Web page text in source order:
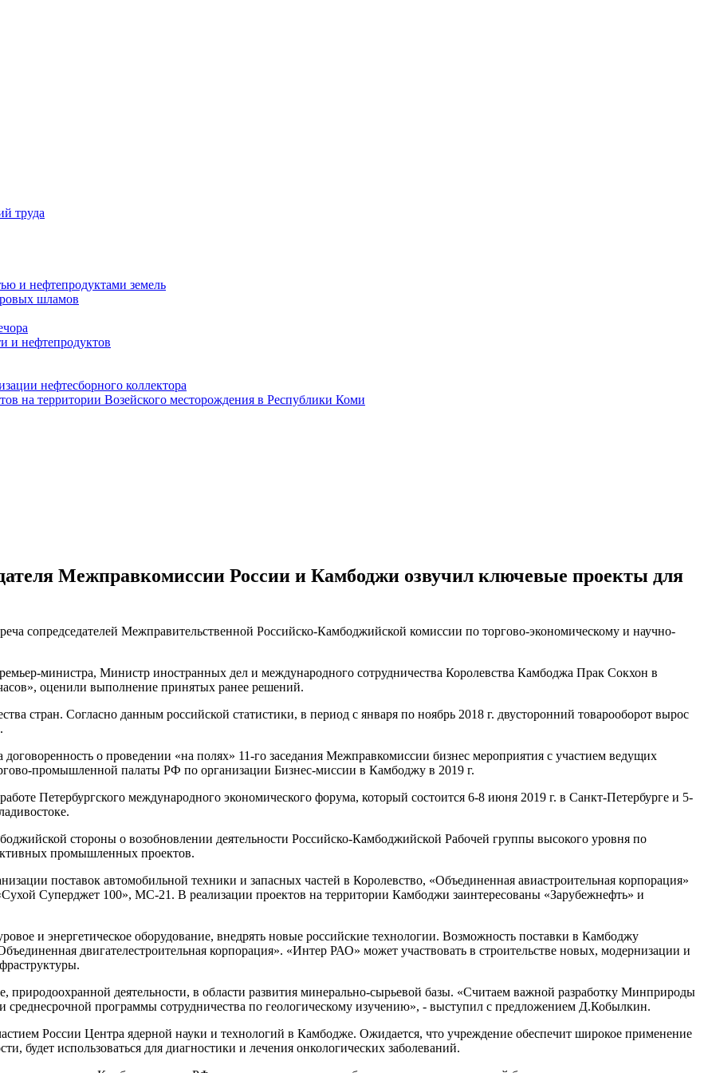
труда
и нефтепродуктами земель
шламов
и нефтепродуктов
нефтесборного коллектора
на территории Возейского месторождения в Республики Коми
Межправкомиссии России и Камбоджи озвучил ключевые проекты для
сопредседателей Межправительственной Российско-Камбоджийской комиссии по торгово-экономическому и научно-
министра, Министр иностранных дел и международного сотрудничества Королевства Камбоджа Прак Сокхон в
оценили выполнение принятых ранее решений.
стран. Согласно данным российской статистики, в период с января по ноябрь 2018 г. двусторонний товарооборот вырос
о проведении «на полях» 11-го заседания Межправкомиссии бизнес мероприятия с участием ведущих
промышленной палаты РФ по организации Бизнес-миссии в Камбоджу в 2019 г.
Петербургского международного экономического форума, который состоится 6-8 июня 2019 г. в Санкт-Петербурге и 5-
стороны о возобновлении деятельности Российско-Камбоджийской Рабочей группы высокого уровня по
промышленных проектов.
поставок автомобильной техники и запасных частей в Королевство, «Объединенная авиастроительная корпорация»
Суперджет 100», МС-21. В реализации проектов на территории Камбоджи заинтересованы «Зарубежнефть» и
и энергетическое оборудование, внедрять новые российские технологии. Возможность поставки в Камбоджу
двигателестроительная корпорация». «Интер РАО» может участвовать в строительстве новых, модернизации и
деятельности, в области развития минерально-сырьевой базы. «Считаем важной разработку Минприроды
программы сотрудничества по геологическому изучению», - выступил с предложением Д.Кобылкин.
России Центра ядерной науки и технологий в Камбодже. Ожидается, что учреждение обеспечит широкое применение
будет использоваться для диагностики и лечения онкологических заболеваний.